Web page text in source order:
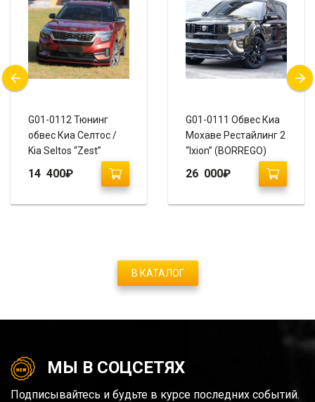
G01-0112 Тюнинг
обвес Киа Селтос /
Kia Seltos “Zest”
14 400₽
G01-0111 Обвес Киа
Мохаве Рестайлинг 2
“Ixion” (BORREGO)
26 000₽
В КАТАЛОГ
МЫ В СОЦСЕТЯХ
Подписывайтесь и будьте в курсе последних событий.